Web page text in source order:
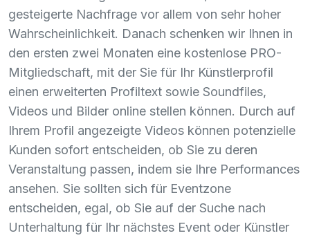
gesteigerte Nachfrage vor allem von sehr hoher
Wahrscheinlichkeit. Danach schenken wir Ihnen in
den ersten zwei Monaten eine kostenlose PRO-
Mitgliedschaft, mit der Sie für Ihr Künstlerprofil
einen erweiterten Profiltext sowie Soundfiles,
Videos und Bilder online stellen können. Durch auf
Ihrem Profil angezeigte Videos können potenzielle
Kunden sofort entscheiden, ob Sie zu deren
Veranstaltung passen, indem sie Ihre Performances
ansehen. Sie sollten sich für Eventzone
entscheiden, egal, ob Sie auf der Suche nach
Unterhaltung für Ihr nächstes Event oder Künstler